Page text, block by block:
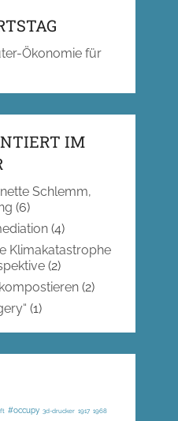
Ökonomie für
IM
Schlemm,
(6)
(4)
Klimakatastrophe
(2)
(2)
(1)
#occupy 3d-drucker 1917 1968